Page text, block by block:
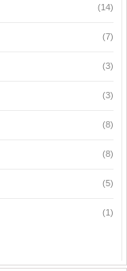
(14)
(7)
(3)
(3)
(8)
(8)
(5)
(1)